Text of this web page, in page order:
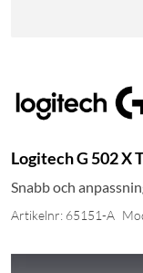
Logitech G 502 X
Snabb och
Artikelnr: 65151-A